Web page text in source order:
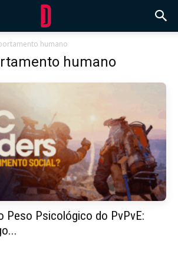
humano
humano
Peso Psicológico do PvPvE: